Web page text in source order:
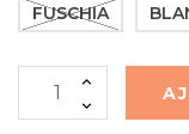
FUSCHIA